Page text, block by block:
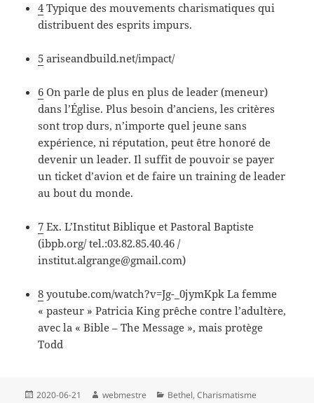
4Typique des mouvements charismatiques qui
distribuent des esprits impurs.
5 ariseandbuild.net/impact/
6 On parle de plus en plus de leader (meneur)
dans l’Église. Plus besoin d’anciens, les critères
sont trop durs, n’importe quel jeune sans
expérience, ni réputation, peut être honoré de
devenir un leader. Il suffit de pouvoir se payer
un ticket d’avion et de faire un training de leader
au bout du monde.
7 Ex. L’Institut Biblique et Pastoral Baptiste
(ibpb.org/ tel.:03.82.85.40.46 /
institut.algrange@gmail.com)
8 youtube.com/watch?v=Jg-_0jymKpk La femme
« pasteur » Patricia King prêche contre l’adultère,
avec la « Bible – The Message », mais protège
Todd
Publié
2020-06-21 Auteur
webmestre Catégories
Bethel,Charismatisme